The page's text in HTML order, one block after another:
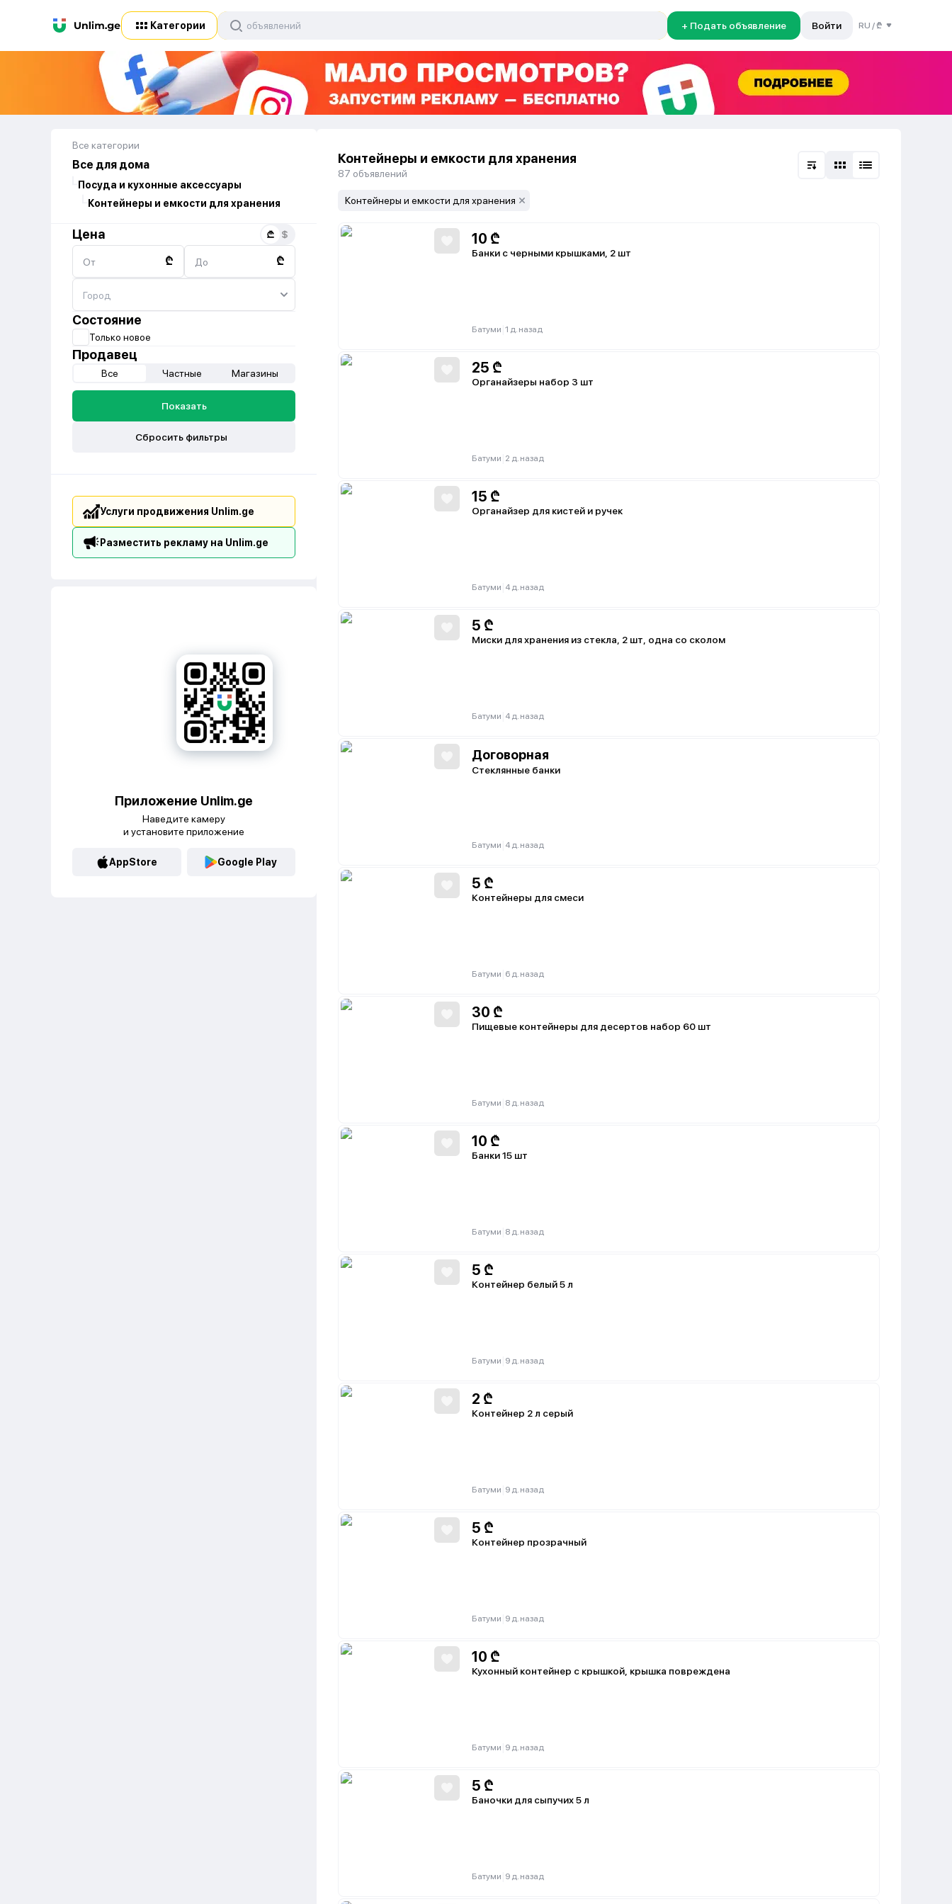
Категории + Подать объявление Войти RU /₾
Все категории
Все для дома
Посуда и кухонные аксессуары
Контейнеры и емкости для хранения
Цена
От ₾ До ₾
Состояние
Только новое
Продавец
Все Частные Магазины
Показать
Сбросить фильтры
Услуги продвижения Unlim.ge
Разместить рекламу на Unlim.ge
Приложение Unlim.ge
Наведите камеру
и установите приложение
AppStore Google Play
Контейнеры и емкости для хранения
87 объявлений
Контейнеры и емкости для хранения
10 ₾
Банки с черными крышками, 2 шт
Батуми 1 д. назад
25 ₾
Органайзеры набор 3 шт
Батуми 2 д. назад
15 ₾
Органайзер для кистей и ручек
Батуми 4 д. назад
5 ₾
Миски для хранения из стекла, 2 шт, одна со сколом
Батуми 4 д. назад
Договорная
Стеклянные банки
Батуми 4 д. назад
5 ₾
Контейнеры для смеси
Батуми 6 д. назад
30 ₾
Пищевые контейнеры для десертов набор 60 шт
Батуми 8 д. назад
10 ₾
Банки 15 шт
Батуми 8 д. назад
5 ₾
Контейнер белый 5 л
Батуми 9 д. назад
2 ₾
Контейнер 2 л серый
Батуми 9 д. назад
5 ₾
Контейнер прозрачный
Батуми 9 д. назад
10 ₾
Кухонный контейнер с крышкой, крышка повреждена
Батуми 9 д. назад
5 ₾
Баночки для сыпучих 5 л
Батуми 9 д. назад